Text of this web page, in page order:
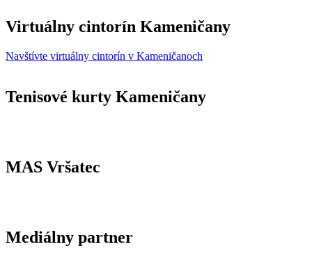
Virtuálny cintorín Kameničany
Navštívte virtuálny cintorín v Kameničanoch
Tenisové kurty Kameničany
MAS Vršatec
Mediálny partner